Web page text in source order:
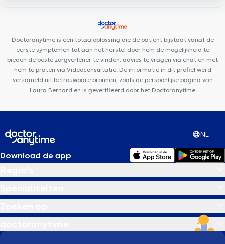
Centre Medico Chirurgical de Waterloo
Clinique Médico Dentaire Waterloo
Doctoranytime is een totaaloplossing die de patiënt bijstaat vanaf de
eerste symptomen tot aan het herstel door hem de mogelijkheid te
bieden de beste zorgverlener te vinden, advies te vragen via chat en met
hem te praten via Videoconsultatie. De informatie in dit profiel werd
verzameld uit betrouwbare bronnen, zoals de persoonlijke pagina van
Laura Bernard en is geverifieerd door het Doctoranytime
NL
Download de app